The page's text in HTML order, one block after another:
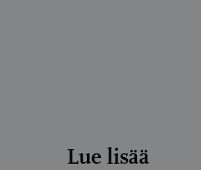
Lue lisää